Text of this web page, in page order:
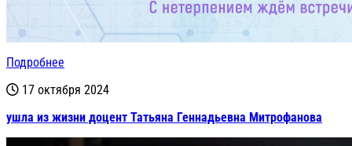
Подробнее
17 октября 2024
ушла из жизни доцент Татьяна Геннадьевна Митрофанова